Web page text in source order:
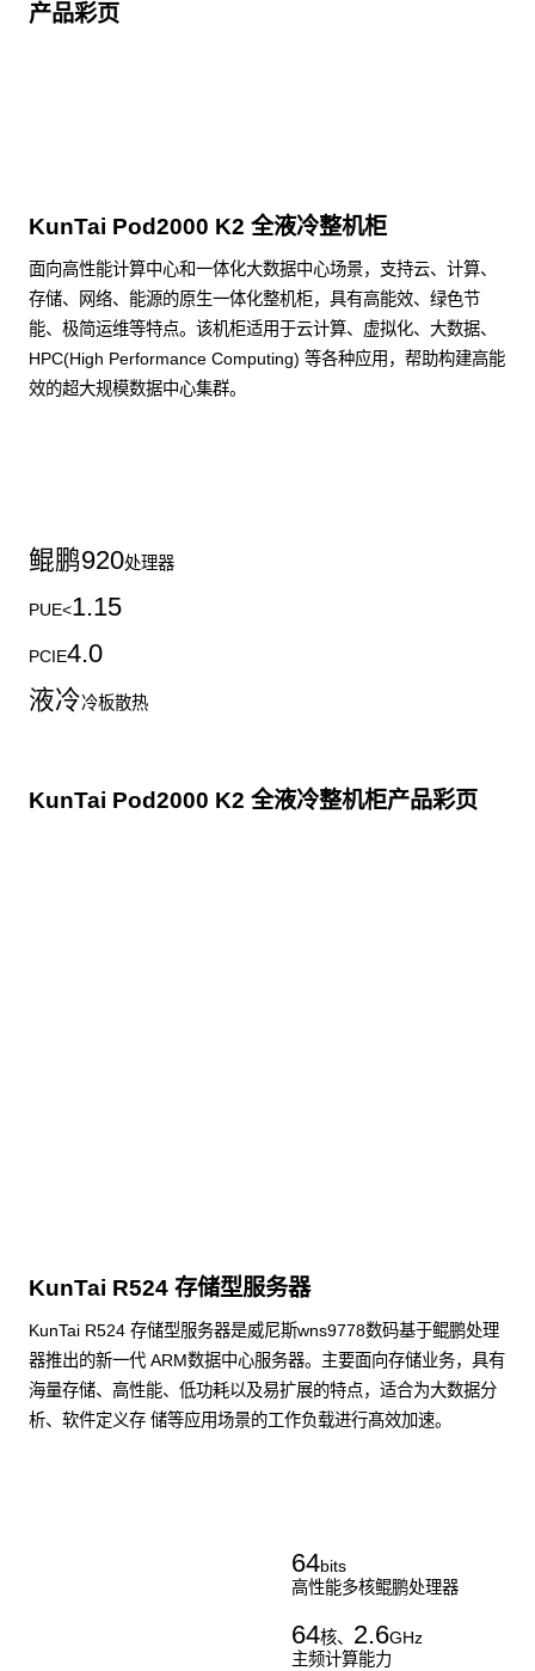
产品彩页
KunTai Pod2000 K2 全液冷整机柜
面向高性能计算中心和一体化大数据中心场景，支持云、计算、
存储、网络、能源的原生一体化整机柜，具有高能效、绿色节
能、极简运维等特点。该机柜适用于云计算、虚拟化、大数据、
HPC(High Performance Computing) 等各种应用，帮助构建高能
效的超大规模数据中心集群。
鲲鹏920处理器
PUE<1.15
PCIE4.0
液冷冷板散热
KunTai Pod2000 K2 全液冷整机柜产品彩页
KunTai R524 存储型服务器
KunTai R524 存储型服务器是威尼斯wns9778数码基于鲲鹏处理
器推出的新一代 ARM数据中心服务器。主要面向存储业务，具有
海量存储、高性能、低功耗以及易扩展的特点，适合为大数据分
析、软件定义存 储等应用场景的工作负载进行髙效加速。
64bits
高性能多核鲲鹏处理器
64核、 2.6GHz
主频计算能力